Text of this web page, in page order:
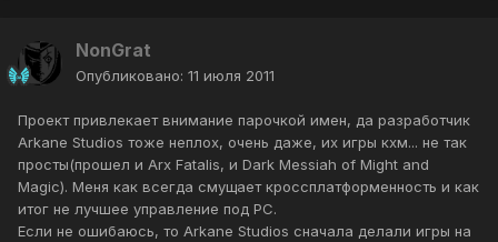
NonGrat
Опубликовано: 11 июля 2011
Проект привлекает внимание парочкой имен, да разработчик
Arkane Studios тоже неплох, очень даже, их игры кхм... не так
просты(прошел и Arx Fatalis, и Dark Messiah of Might and
Magic). Меня как всегда смущает кроссплатформенность и как
итог не лучшее управление под PC.
Если не ошибаюсь, то Arkane Studios сначала делали игры на